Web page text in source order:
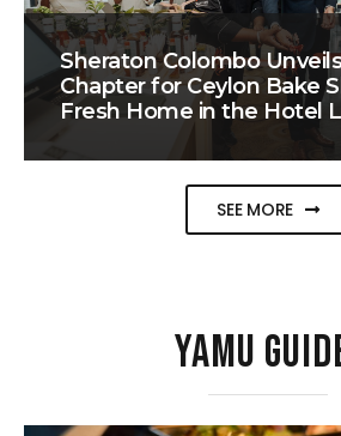
Sheraton Colombo
Chapter for Ceylon Bake
Fresh Home in the Hotel
SEE MORE
YAMU